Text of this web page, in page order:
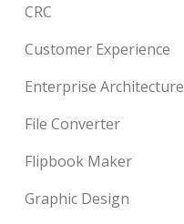
CRC
Customer Experience
Enterprise Architecture
File Converter
Flipbook Maker
Graphic Design